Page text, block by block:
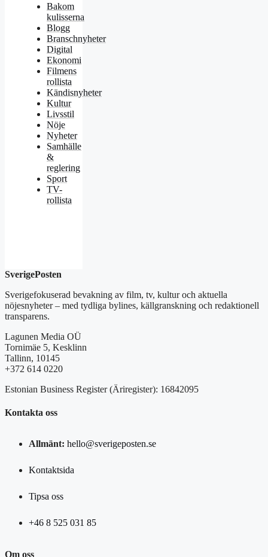
Bakom
kulisserna
Blogg
Branschnyheter
Digital
Ekonomi
Filmens
rollista
Kändisnyheter
Kultur
Livsstil
Nöje
Nyheter
Samhälle
&
reglering
Sport
TV-
rollista
SverigePosten
Sverigefokuserad bevakning av film, tv, kultur och aktuella
nöjesnyheter – med tydliga bylines, källgranskning och redaktionell
transparens.
Lagunen Media OÜ
Tornimäe 5, Kesklinn
Tallinn, 10145
+372 614 0220
Estonian Business Register (Äriregister): 16842095
Kontakta oss
Allmänt: hello@sverigeposten.se
Kontaktsida
Tipsa oss
+46 8 525 031 85
Om oss